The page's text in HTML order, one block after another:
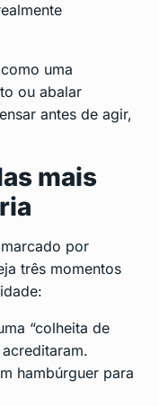
uma
ou abalar
antes de agir,
mais
por
três momentos
“colheita de
hambúrguer para